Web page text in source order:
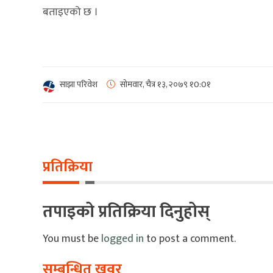
बताइएको छ ।
साझा परिवेश सोमवार, चैत्र १३, २०७९ १0:0१
प्रतिक्रिया
तपाइको प्रतिक्रिया दिनुहोस्
You must belogged in to post a comment.